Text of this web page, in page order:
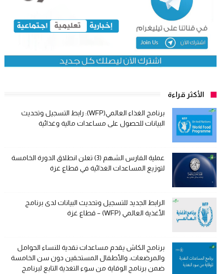
الأكثر قراءة
برنامج الغذاء العالمي(WFP): رابط التسجيل وتحديث
البيانات للحصول على مساعدات مالية وغذائية
عملية الفارس الشهم (3) تعلن انطلاق الدورة الخامسة
لتوزيع المساعدات الغذائية في قطاع غزة
الرابط الجديد للتسجيل وتحديث البيانات لدى برنامج
الأغذية العالمي (WFP) – قطاع غزة
برنامج الكاش يقدم مساعدات نقدية للنساء الحوامل
والمرضعات، والأطفال المستحقين دون سن الخامسة
ضمن برنامج الوقاية من سوء التغذية التابع لبرنامج